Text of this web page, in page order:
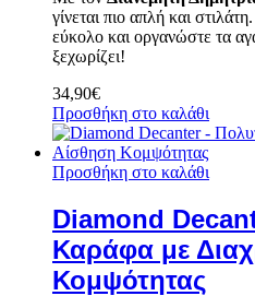
γίνεται πιο απλή και
εύκολο και οργανώστε τα
ξεχωρίζει!
34,90€
Προσθήκη στο καλάθι
Προσθήκη στο καλάθι
Diamond
Καράφα με
Κομψότητας